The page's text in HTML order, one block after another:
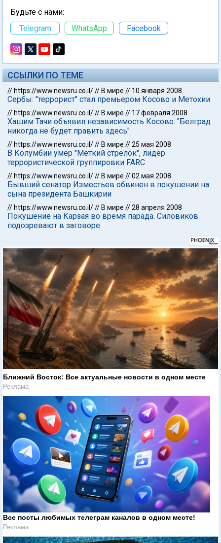
Будьте с нами:
Telegram
WhatsApp Facebook
ССЫЛКИ ПО ТЕМЕ
// https://www.newsru.co.il/// В мире // 10 января 2008
Сербы: "террорист" стал премьером Косово и Метохии
// https://www.newsru.co.il/// В мире // 17 февраля 2008
Хашим Тачи объявил независимость Косово: "Белград
никогда не будет править здесь"
// https://www.newsru.co.il/// В мире //25 мая 2008
В Колумбии умер "Меткий стрелок", лидер
террористической группировки FARC
// https://www.newsru.co.il/// В мире //02 мая 2008
Бывший сенатор Изместьев обвинен в покушении на
сына президента Башкирии
// https://www.newsru.co.il/// В мире //28 апреля 2008
Покушение на Карзая во время парада. Силовиков
подозревают в заговоре
Ближний Восток: Все актуальные новости в одном месте
Реклама
Все посты любимых телеграм каналов в одном месте!
Реклама